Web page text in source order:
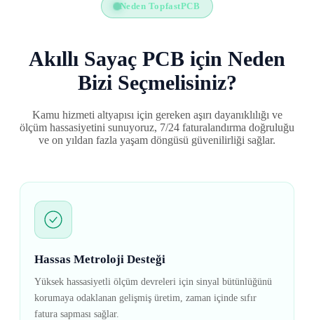
Neden TopfastPCB
Akıllı Sayaç PCB için Neden
Bizi Seçmelisiniz?
Kamu hizmeti altyapısı için gereken aşırı dayanıklılığı ve
ölçüm hassasiyetini sunuyoruz, 7/24 faturalandırma doğruluğu
ve on yıldan fazla yaşam döngüsü güvenilirliği sağlar.
Hassas Metroloji Desteği
Yüksek hassasiyetli ölçüm devreleri için sinyal bütünlüğünü
korumaya odaklanan gelişmiş üretim, zaman içinde sıfır
fatura sapması sağlar.